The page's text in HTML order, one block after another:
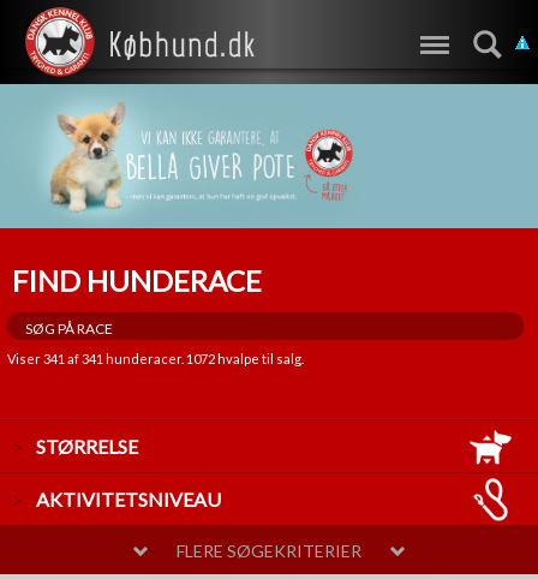
FIND HUNDERACE
Viser341 af341 hunderacer. 1072hvalpe til salg.
STØRRELSE
LILLE
AKTIVITETSNIVEAU
FLERE SØGEKRITERIER